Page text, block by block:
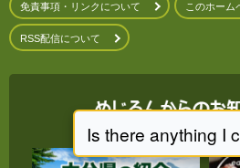
免責事項・リンクについて このホーム
RSS配信について